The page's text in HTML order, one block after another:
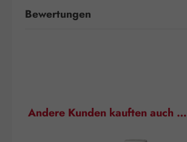
Bewertungen
Produktgalerie überspringen
Andere Kunden kauften auch …